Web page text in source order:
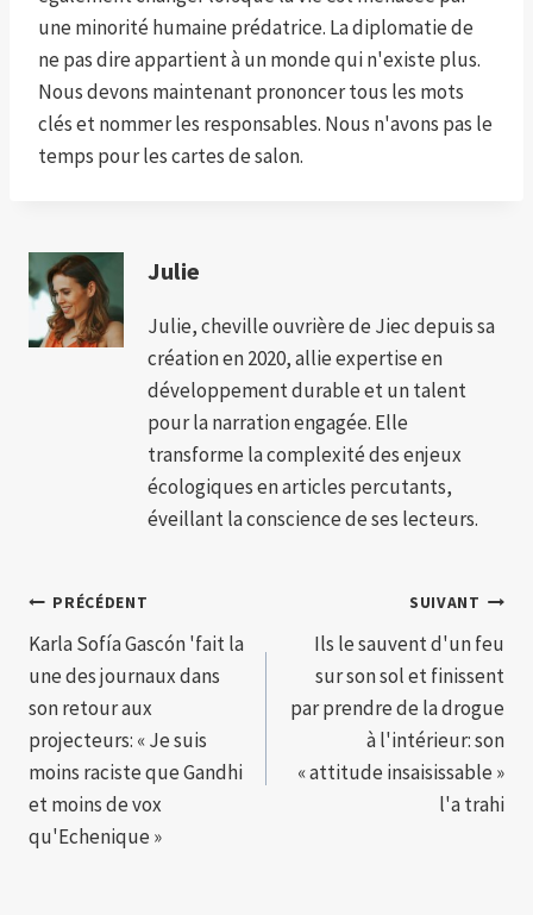
une minorité humaine prédatrice. La diplomatie de
ne pas dire appartient à un monde qui n'existe plus.
Nous devons maintenant prononcer tous les mots
clés et nommer les responsables. Nous n'avons pas le
temps pour les cartes de salon.
Julie
Julie, cheville ouvrière de Jiec depuis sa
création en 2020, allie expertise en
développement durable et un talent
pour la narration engagée. Elle
transforme la complexité des enjeux
écologiques en articles percutants,
éveillant la conscience de ses lecteurs.
Navigation
de
l’article
PRÉCÉDENT
Karla Sofía Gascón 'fait la
une des journaux dans
son retour aux
projecteurs: « Je suis
moins raciste que Gandhi
et moins de vox
qu'Echenique »
SUIVANT
Ils le sauvent d'un feu
sur son sol et finissent
par prendre de la drogue
à l'intérieur: son
« attitude insaisissable »
l'a trahi